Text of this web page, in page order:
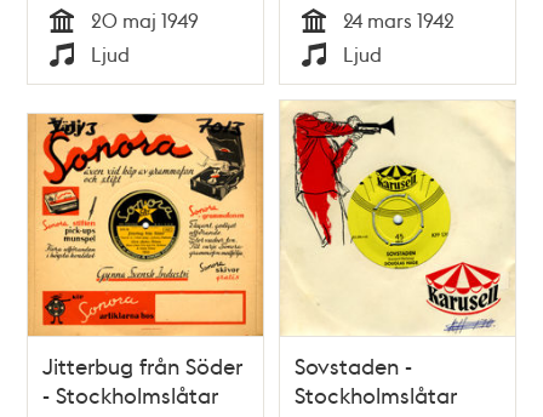
Tid
20 maj 1949
Typ
Ljud Tid
24 mars 1942
Typ
Ljud
Jitterbug från Söder
- Stockholmslåtar
Sovstaden -
Stockholmslåtar